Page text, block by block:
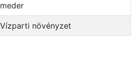
meder
Vízparti növényzet